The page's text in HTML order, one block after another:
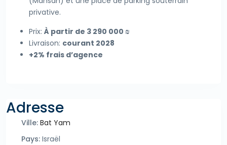
privative.
Prix: À partir de 3 290 000 ₪
Livraison: courant 2028
+2% frais d’agence
Adresse
Ville: Bat Yam
Pays: Israël